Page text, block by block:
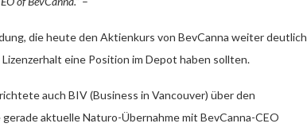
die heute den Aktienkurs von BevCanna weiter deutlich
eine Position im Depot haben sollten.
auch BIV (Business in Vancouver) über den
aktuelle Naturo-Übernahme mit BevCanna-CEO